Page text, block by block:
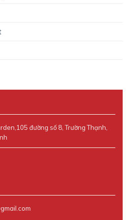
đường số 8, Trường Thạnh,